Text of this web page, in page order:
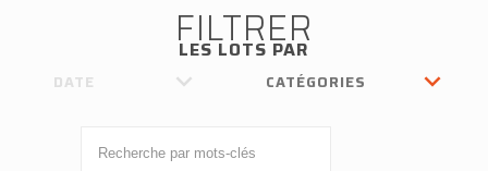
FILTRER
LES LOTS PAR
DATE CATÉGORIES